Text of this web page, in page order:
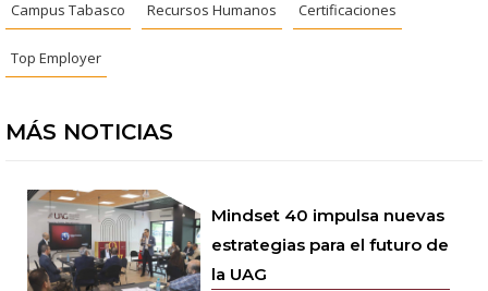
Campus Tabasco Recursos Humanos Certificaciones
Top Employer
MÁS NOTICIAS
Mindset 40 impulsa nuevas
estrategias para el futuro de
la UAG